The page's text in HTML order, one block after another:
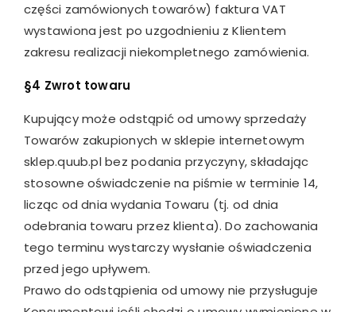
części zamówionych towarów) faktura VAT
wystawiona jest po uzgodnieniu z Klientem
zakresu realizacji niekompletnego zamówienia.
§4 Zwrot towaru
Kupujący może odstąpić od umowy sprzedaży
Towarów zakupionych w sklepie internetowym
sklep.quub.pl bez podania przyczyny, składając
stosowne oświadczenie na piśmie w terminie 14,
licząc od dnia wydania Towaru (tj. od dnia
odebrania towaru przez klienta). Do zachowania
tego terminu wystarczy wysłanie oświadczenia
przed jego upływem.
Prawo do odstąpienia od umowy nie przysługuje